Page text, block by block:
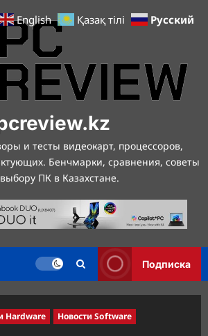
и тесты видеокарт, процессоров,
Бенчмарки, сравнения, советы
ПК в Казахстане.
Подписка
Hardware Новости Software
English Қазақ тілі Русский